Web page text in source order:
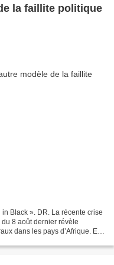
la faillite politique
Black ». DR. La récente crise
8 août dernier révèle
dans les pays d’Afrique. En